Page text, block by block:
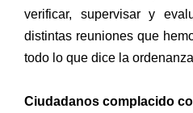
verificar, supervisar y
distintas reuniones que
todo lo que dice la
Ciudadanos complacido